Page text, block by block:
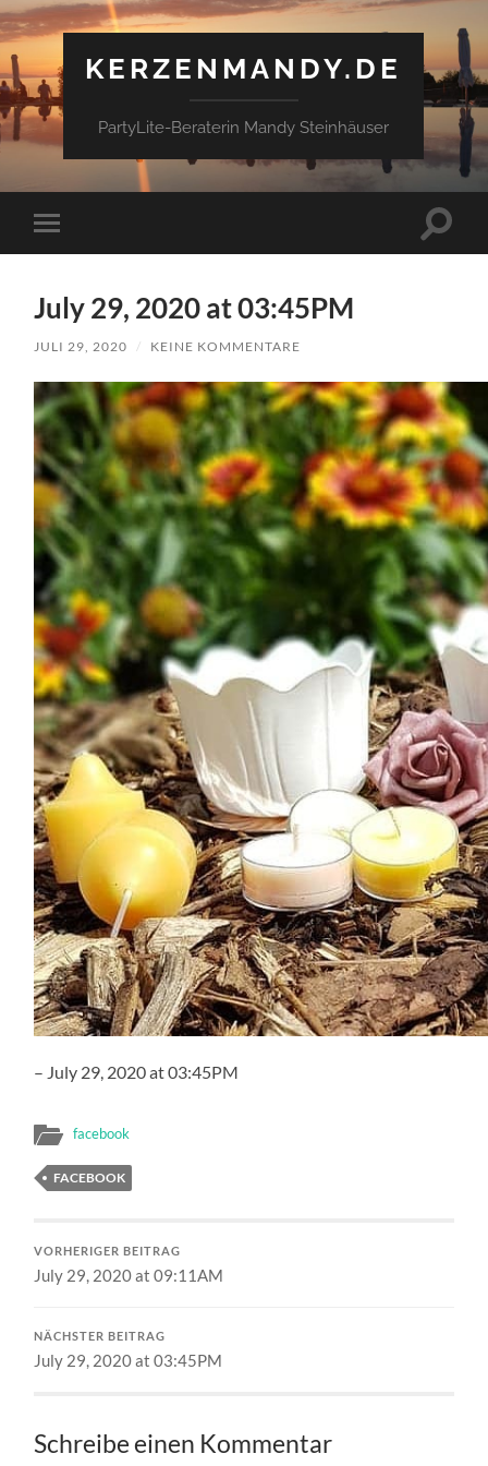
KERZENMANDY.DE
PartyLite-Beraterin Mandy Steinhäuser
Mobile-
Menü
July 29, 2020 at 03:45PM
JULI 29, 2020 / KEINE KOMMENTARE
– July 29, 2020 at 03:45PM
facebook
FACEBOOK
VORHERIGER BEITRAG
July 29, 2020 at 09:11AM
NÄCHSTER BEITRAG
July 29, 2020 at 03:45PM
Schreibe einen Kommentar